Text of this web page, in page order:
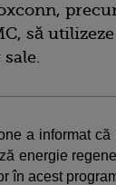
să
a informat
energie
în acest